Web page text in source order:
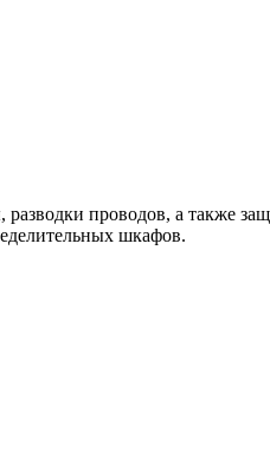
проводов, а также
шкафов.